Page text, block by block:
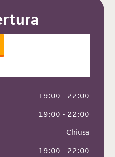
19:00 - 22:00
19:00 - 22:00
Chiusa
19:00 - 22:00